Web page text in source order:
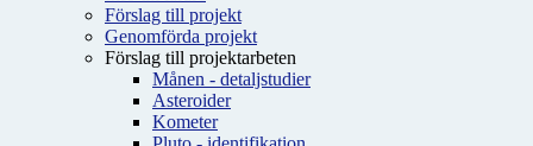
Förslag till projekt
Genomförda projekt
Förslag till projektarbeten
Månen - detaljstudier
Asteroider
Kometer